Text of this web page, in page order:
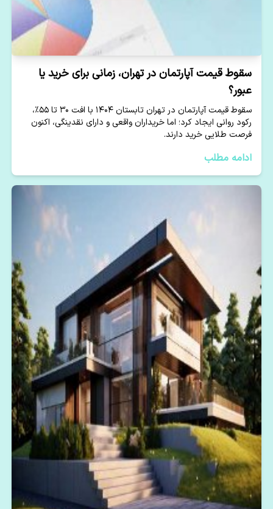
سقوط قیمت آپارتمان در تهران، زمانی برای خرید یا
عبور؟
سقوط قیمت آپارتمان در تهران تابستان ۱۴۰۴ با افت ۳۰ تا ۵۵٪،
رکود روانی ایجاد کرد؛ اما خریداران واقعی و دارای نقدینگی، اکنون
فرصت طلایی خرید دارند.
ادامه مطلب